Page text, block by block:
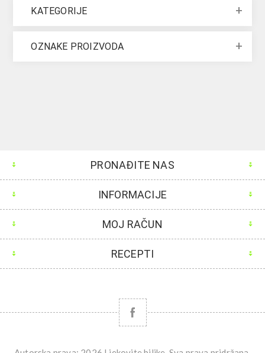
KATEGORIJE
OZNAKE PROIZVODA
PRONAĐITE NAS
INFORMACIJE
MOJ RAČUN
RECEPTI